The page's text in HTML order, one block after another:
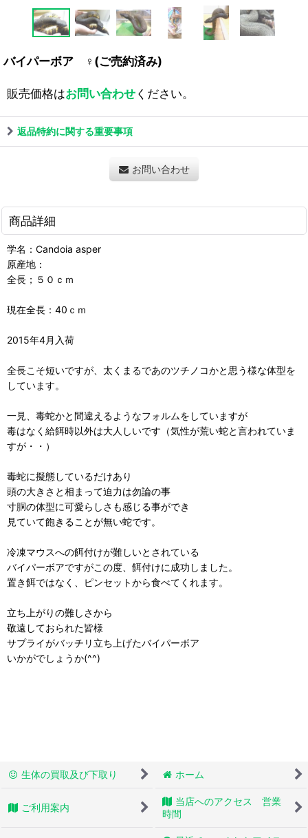
バイパーボア ♀(ご売約済み)
販売価格はお問い合わせください。
返品特約に関する重要事項
お問い合わせ
商品詳細
学名：Candoia asper
原産地：
全長；５０ｃｍ
現在全長：40ｃｍ
2015年4月入荷
全長こそ短いですが、太くまるであのツチノコかと思う様な体型を
しています。
一見、毒蛇かと間違えるようなフォルムをしていますが
毒はなく給餌時以外は大人しいです（気性が荒い蛇と言われていま
すが・・）
毒蛇に擬態しているだけあり
頭の大きさと相まって迫力は勿論の事
寸胴の体型に可愛らしさも感じる事ができ
見ていて飽きることが無い蛇です。
冷凍マウスへの餌付けが難しいとされている
バイパーボアですがこの度、餌付けに成功しました。
置き餌ではなく、ピンセットから食べてくれます。
立ち上がりの難しさから
敬遠しておられた皆様
サプライがバッチリ立ち上げたバイパーボア
いかがでしょうか(^^)
生体の買取及び下取り ホーム
ご利用案内
当店へのアクセス 営業
時間